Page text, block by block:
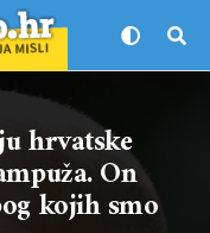
hrvatske
On
kojih smo